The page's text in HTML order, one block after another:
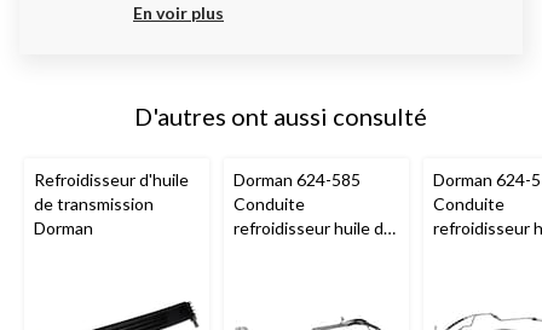
En voir plus
D'autres ont aussi consulté
Refroidisseur d'huile
de transmission
Dorman
Dorman 624-585
Conduite
refroidisseur huile de
Dorman 624-
Conduite
refroidisseur